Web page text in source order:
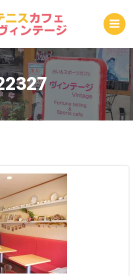
ン
テ
ツ
へ
ス
キ
ッ
プ